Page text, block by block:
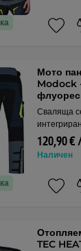
Мото
Modock
Сваляща
120,90 €
Наличен
TEC